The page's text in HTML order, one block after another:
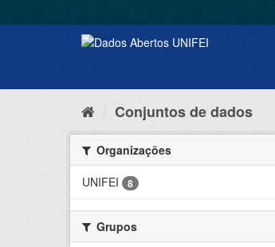
Conjuntos de dados
Organizações
UNIFEI
8
Grupos